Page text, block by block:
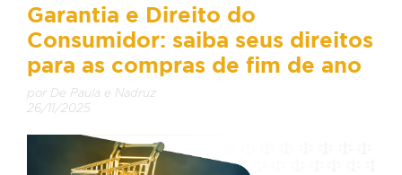
Garantia e Direito do
Consumidor: saiba seus direitos
para as compras de fim de ano
por De Paula e Nadruz
26/11/2025